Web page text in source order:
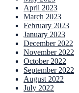
April 2023
March 2023
February 2023
January 2023
December 2022
November 2022
October 2022
September 2022
August 2022
July 2022